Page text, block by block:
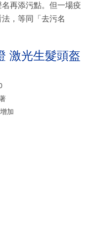
再添污點。但一場疫
，等同「去污名
激光生髮頭盔
加